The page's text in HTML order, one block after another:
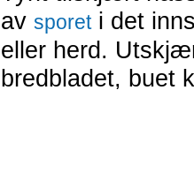
av sporeti det
eller herd.
bredbladet, buet